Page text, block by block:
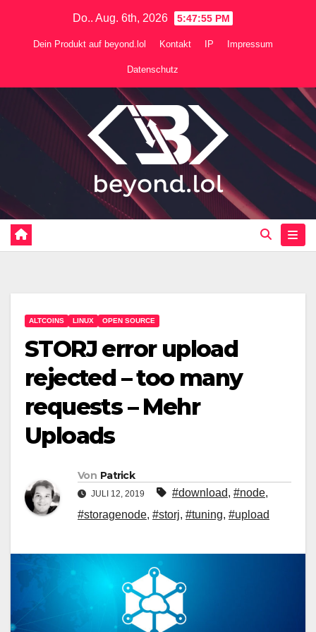
Do.. Aug. 6th, 2026 5:47:55 PM
Dein Produkt auf beyond.lol Kontakt IP Impressum
Datenschutz
ALTCOINS LINUX OPEN SOURCE
STORJ error upload
rejected – too many
requests – Mehr
Uploads
Von Patrick
JULI 12, 2019 #download, #node,
#storagenode, #storj, #tuning, #upload